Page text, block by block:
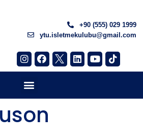
+90 (555) 029 1999
ytu.isletmekulubu@gmail.com